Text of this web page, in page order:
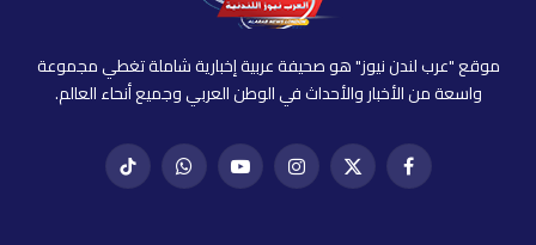
موقع "عرب لندن نيوز" هو صحيفة عربية إخبارية شاملة تغطي مجموعة
واسعة من الأخبار والأحداث في الوطن العربي وجميع أنحاء العالم.
فيسبوكX
إنستغراميوتيوب واتساب تيك